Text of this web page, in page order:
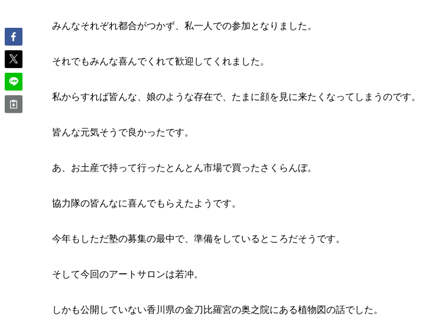
みんなそれぞれ都合がつかず、私一人での参加となりました。
それでもみんな喜んでくれて歓迎してくれました。
私からすれば皆んな、娘のような存在で、たまに顔を見に来たくなってしまうのです。
皆んな元気そうで良かったです。
あ、お土産で持って行ったとんとん市場で買ったさくらんぼ。
協力隊の皆んなに喜んでもらえたようです。
今年もしただ塾の募集の最中で、準備をしているところだそうです。
そして今回のアートサロンは若冲。
しかも公開していない香川県の金刀比羅宮の奥之院にある植物図の話でした。